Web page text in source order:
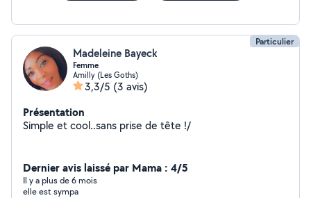
Particulier
Madeleine Bayeck
Femme
Amilly (Les Goths)
3,3/5 (3 avis)
Présentation
Simple et cool..sans prise de tête !/
Dernier avis laissé par Mama : 4/5
Il y a plus de 6 mois
elle est sympa